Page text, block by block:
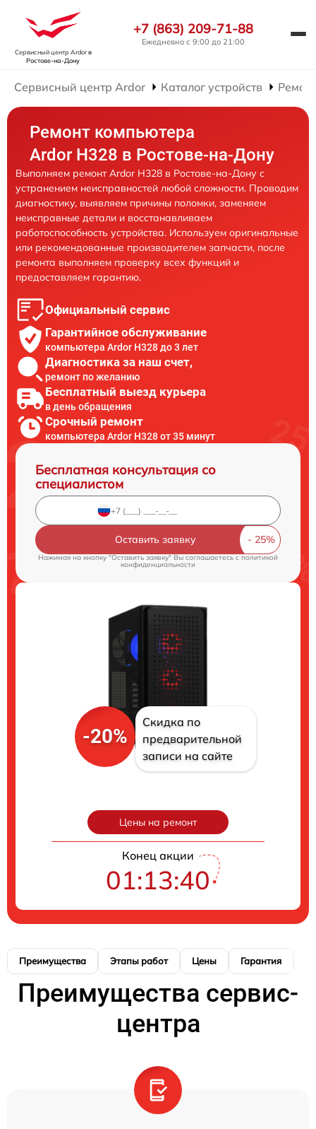
Сервисный центр Ardorв
Ростове-на-Дону
+7 (863) 209-71-88
Ежедневно с 9:00 до 21:00
Сервисный центр Ardor Каталог устройств
Ремонт компьютера
Ardor H328 в Ростове-на-Дону
Выполняем ремонт Ardor H328 в Ростове-на-Дону с
устранением неисправностей любой сложности. Проводим
диагностику, выявляем причины поломки, заменяем
неисправные детали и восстанавливаем
работоспособность устройства. Используем оригинальные
или рекомендованные производителем запчасти, после
ремонта выполняем проверку всех функций и
предоставляем гарантию.
Официальный сервис
Гарантийное обслуживание
компьютера Ardor H328 до 3 лет
Диагностика за наш счет,
ремонт по желанию
Бесплатный выезд курьера
в день обращения
Срочный ремонт
компьютера Ardor H328 от 35 минут
Бесплатная консультация со
специалистом
Оставить заявку
Нажимая на кнопку "Оставить заявку" Вы соглашаетесь cполитикой
конфиденциальности
-20%
Скидка по
предварительной
записи на сайте
Цены на ремонт
Конец акции
01:13:39
Преимущества Этапы работ Цены Гарантия
Преимущества сервис-
центра